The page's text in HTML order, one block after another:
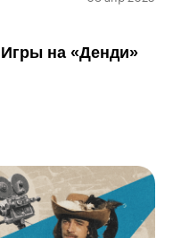
на «Денди»